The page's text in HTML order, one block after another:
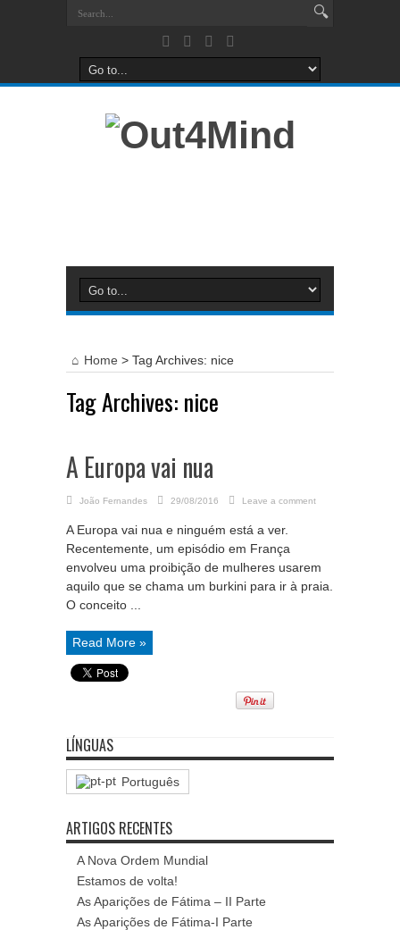
Home > Tag Archives: nice
Tag Archives: nice
A Europa vai nua
João Fernandes 29/08/2016 Leave a comment
A Europa vai nua e ninguém está a ver.
Recentemente, um episódio em França
envolveu uma proibição de mulheres usarem
aquilo que se chama um burkini para ir à praia.
O conceito ...
Read More »
LÍNGUAS
Português
ARTIGOS RECENTES
A Nova Ordem Mundial
Estamos de volta!
As Aparições de Fátima – II Parte
As Aparições de Fátima-I Parte